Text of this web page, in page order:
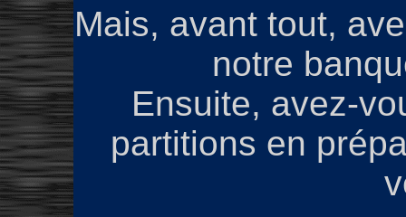
Mais, avant tout,
notre
Ensuite, avez-
partitions en